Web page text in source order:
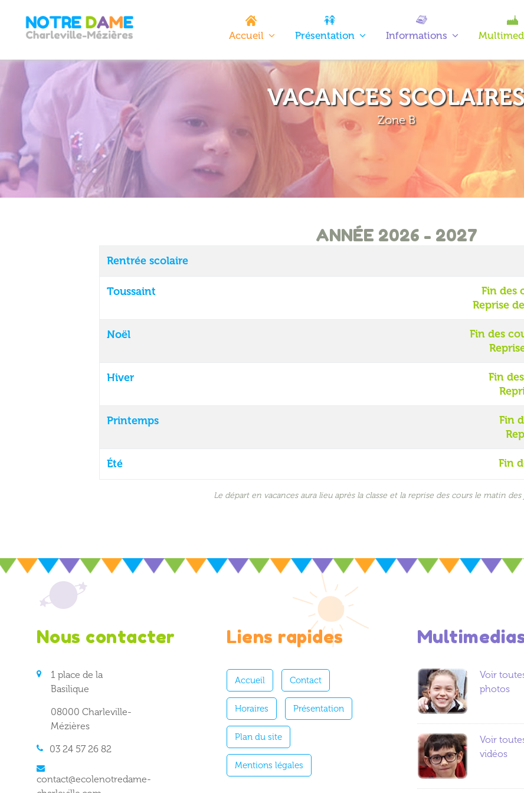
Accueil Présentation Informations
VACANCES
Zone B
ANNÉE 2026 - 2027
Rentrée scolaire
Toussaint
Fin des
Reprise
Noël
Fin des
Hiver
Fin
Printemps
Fin
Été Fin
Le départ en vacances aura lieu après la classe et la reprise des cours le matin
Nous contacter
1 place de la
Basilique
08000 Charleville-
Mézières
03 24 57 26 82
contact@ecolenotredame-
Liens rapides
Accueil Contact
Horaires Présentation
Plan du site
Mentions légales
Voir
photos
Voir
vidéos